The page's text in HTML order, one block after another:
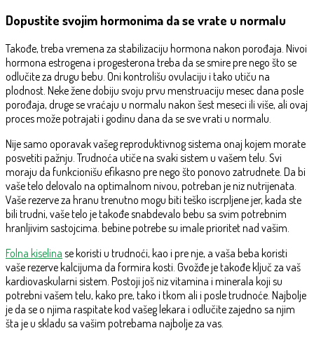
Dopustite svojim hormonima da se vrate u normalu
Takođe, treba vremena za stabilizaciju hormona nakon porođaja. Nivoi
hormona estrogena i progesterona treba da se smire pre nego što se
odlučite za drugu bebu. Oni kontrolišu ovulaciju i tako utiču na
plodnost. Neke žene dobiju svoju prvu menstruaciju mesec dana posle
porođaja, druge se vraćaju u normalu nakon šest meseci ili više, ali ovaj
proces može potrajati i godinu dana da se sve vrati u normalu.
Nije samo oporavak vašeg reproduktivnog sistema onaj kojem morate
posvetiti pažnju. Trudnoća utiče na svaki sistem u vašem telu. Svi
moraju da funkcionišu efikasno pre nego što ponovo zatrudnete. Da bi
vaše telo delovalo na optimalnom nivou, potreban je niz nutrijenata.
Vaše rezerve za hranu trenutno mogu biti teško iscrpljene jer, kada ste
bili trudni, vaše telo je takođe snabdevalo bebu sa svim potrebnim
hranljivim sastojcima. bebine potrebe su imale prioritet nad vašim.
Folna kiselina se koristi u trudnoći, kao i pre nje, a vaša beba koristi
vaše rezerve kalcijuma da formira kosti. Gvožđe je takođe ključ za vaš
kardiovaskularni sistem. Postoji još niz vitamina i minerala koji su
potrebni vašem telu, kako pre, tako i tkom ali i posle trudnoće. Najbolje
je da se o njima raspitate kod vašeg lekara i odlučite zajedno sa njim
šta je u skladu sa vašim potrebama najbolje za vas.